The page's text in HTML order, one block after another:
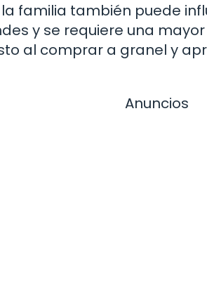
familia también puede
y se requiere una
al comprar a granel y
Anuncios